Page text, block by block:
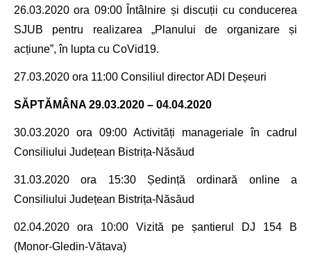
26.03.2020 ora 09:00 Întâlnire și discuții cu conducerea
SJUB pentru realizarea „Planului de organizare și
acțiune”, în lupta cu CoVid19.
27.03.2020 ora 11:00 Consiliul director ADI Deșeuri
SĂPTĂMÂNA 29.03.2020 – 04.04.2020
30.03.2020 ora 09:00 Activități manageriale în cadrul
Consiliului Județean Bistrița-Năsăud
31.03.2020 ora 15:30 Ședință ordinară online a
Consiliului Județean Bistrița-Năsăud
02.04.2020 ora 10:00 Vizită pe șantierul DJ 154 B
(Monor-Gledin-Vătava)